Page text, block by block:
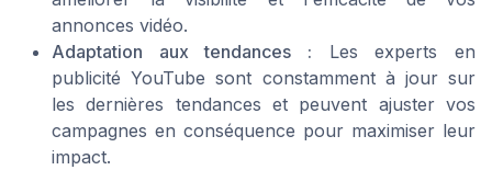
annonces vidéo.
Adaptation aux tendances : Les experts en
publicité YouTube sont constamment à jour sur
les dernières tendances et peuvent ajuster vos
campagnes en conséquence pour maximiser leur
impact.